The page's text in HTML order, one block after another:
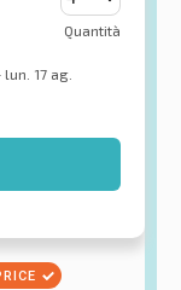
Quantità
17 ag.